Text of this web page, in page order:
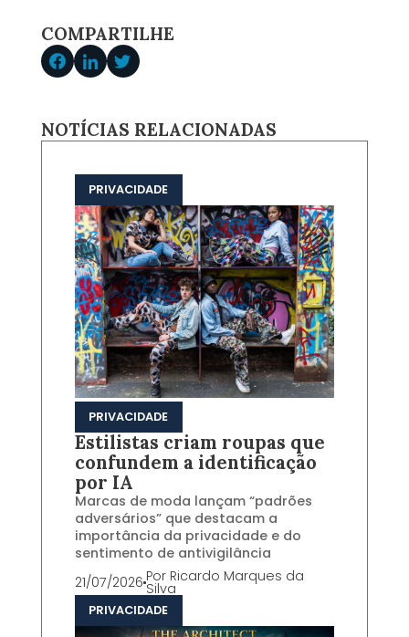
COMPARTILHE
NOTÍCIAS RELACIONADAS
PRIVACIDADE
PRIVACIDADE
Estilistas criam roupas que
confundem a identificação
por IA
Marcas de moda lançam “padrões
adversários” que destacam a
importância da privacidade e do
sentimento de antivigilância
21/07/2026 Por Ricardo Marques da
Silva
PRIVACIDADE